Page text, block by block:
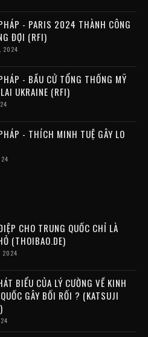
- PARIS 2024 THÀNH CÔNG
ĐỢI (RFI)
2024
- BẦU CỬ TỔNG THỐNG MỸ
UKRAINE (RFI)
- THÍCH MINH TUỆ GÂY LO
CHO TRUNG QUỐC CHỈ LÀ
(THOIBAO.DE)
2024
BIỂU CỦA LÝ CƯỜNG VỀ KINH
GÂY BỐI RỐI ? (KATSUJI